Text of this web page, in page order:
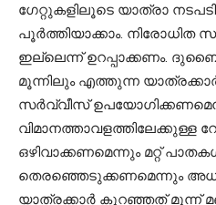
ഗേറ്റുകളിലൂടെ യാത്രാ
പൂര്‍ത്തിയാക്കാം.
ഇല്ലെന്ന് ഉറപ്പാക്കണം.
മൂന്നിലും എത്തുന്ന യാത്രക്കാര്‍
സര്‍വ്വീസ്
വിമാനത്താവളത്തിലേക്കുള്ള
ഒഴിവാക്കണമെന്നും മറ്റ്
തെരഞ്ഞെടുക്കണമെന്നും
യാത്രക്കാര്‍ കുറഞ്ഞത് മൂന്ന്